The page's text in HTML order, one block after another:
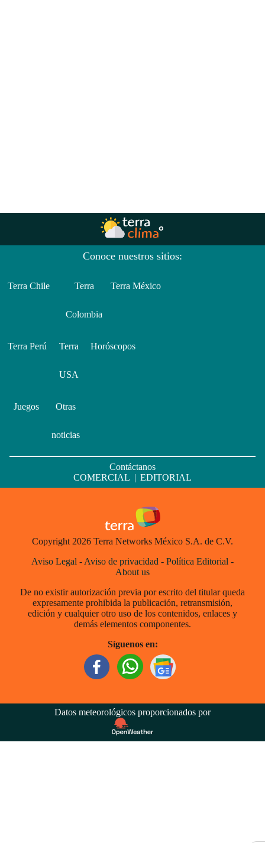
Conoce nuestros sitios:
Terra Chile Terra
Colombia
Terra México
Terra Perú Terra
USA
Horóscopos
Juegos Otras
noticias
Contáctanos
COMERCIAL | EDITORIAL
Copyright 2026 Terra Networks México S.A. de C.V.
Aviso Legal - Aviso de privacidad - Política Editorial -
About us
De no existir autorización previa por escrito del titular queda
expresamente prohibida la publicación, retransmisión,
edición y cualquier otro uso de los contenidos, enlaces y
demás elementos componentes.
Síguenos en:
Datos meteorológicos proporcionados por